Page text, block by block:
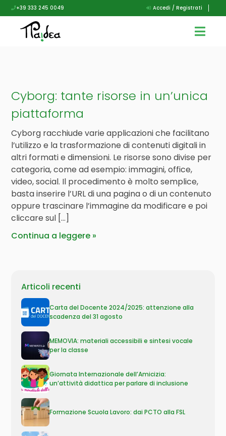
+39 333 245 0049 Accedi / Registrati
Cyborg: tante risorse in un’unica
piattaforma
Cyborg racchiude varie applicazioni che facilitano
l’utilizzo e la trasformazione di contenuti digitali in
altri formati e dimensioni. Le risorse sono divise per
categoria, come ad esempio: immagini, office,
video, social. Il procedimento è molto semplice,
basta inserire l’URL di una pagina o di un contenuto
oppure trascinare l’immagine da modificare e poi
cliccare sul […]
Continua a leggere
Articoli recenti
Carta del Docente 2024/2025: attenzione alla
scadenza del 31 agosto
MEMOVIA: materiali accessibili e sintesi vocale
per la classe
Giornata Internazionale dell’Amicizia:
un’attività didattica per parlare di inclusione
Formazione Scuola Lavoro: dai PCTO alla FSL